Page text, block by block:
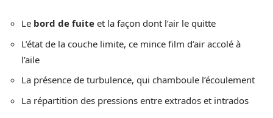
Le bord de fuite et la façon dont l’air le quitte
L’état de la couche limite, ce mince film d’air accolé à
l’aile
La présence de turbulence, qui chamboule l’écoulement
La répartition des pressions entre extrados et intrados